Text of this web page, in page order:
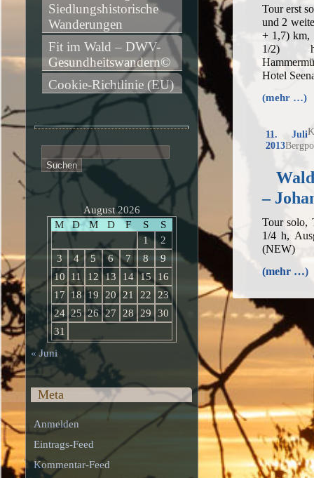
Tour erst
und 2
+ 1,7) km,
1/2) h,
Hotel
(mehr …)
11. Juli
2013
–
Tour solo,
1/4 h,
(NEW)
(mehr …)
Siedlungshistorische
Wanderungen
Fit im Wald – DWV-
Gesundheitswandern©
Cookie-Richtlinie (EU)
nach:
August 2026
M
D M D F S
S
1
2
3
4 5 6 7 8
9
10
11 12 13 14 15
16
17
18 19 20 21 22
23
24 25 26 27 28 29
30
31
« Juni
Meta
Anmelden
Eintrags-Feed
Kommentar-Feed